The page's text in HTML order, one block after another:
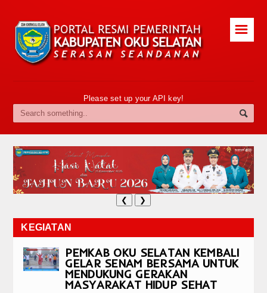
☰
Please set up your API key!
❮ ❯
KEGIATAN
PEMKAB OKU SELATAN KEMBALI
GELAR SENAM BERSAMA UNTUK
MENDUKUNG GERAKAN
MASYARAKAT HIDUP SEHAT